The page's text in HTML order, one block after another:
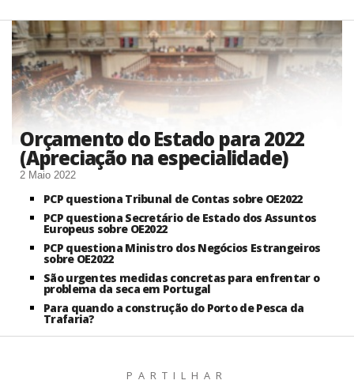
Orçamento do Estado para 2022
(Apreciação na especialidade)
2 Maio 2022
PCP questiona Tribunal de Contas sobre OE2022
PCP questiona Secretário de Estado dos Assuntos
Europeus sobre OE2022
PCP questiona Ministro dos Negócios Estrangeiros
sobre OE2022
São urgentes medidas concretas para enfrentar o
problema da seca em Portugal
Para quando a construção do Porto de Pesca da
Trafaria?
PARTILHAR